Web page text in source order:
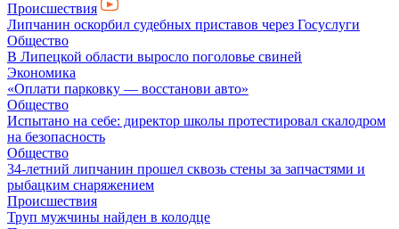
Происшествия
Липчанин оскорбил судебных приставов через Госуслуги
Общество
В Липецкой области выросло поголовье свиней
Экономика
«Оплати парковку — восстанови авто»
Общество
Испытано на себе: директор школы протестировал скалодром
на безопасность
Общество
34-летний липчанин прошел сквозь стены за запчастями и
рыбацким снаряжением
Происшествия
Труп мужчины найден в колодце